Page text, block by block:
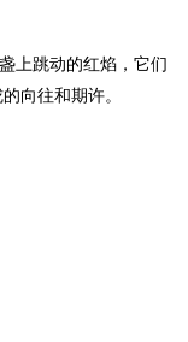
上跳动的红焰，它们
向往和期许。